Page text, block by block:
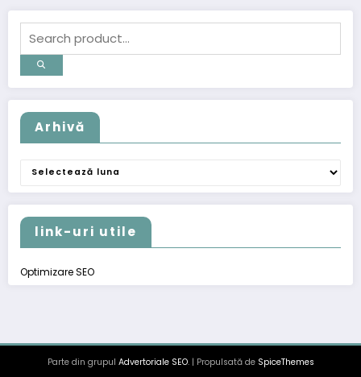
Arhivă
Arhivă
link-uri utile
Optimizare SEO
Parte din grupul Advertoriale SEO. | Propulsată de SpiceThemes